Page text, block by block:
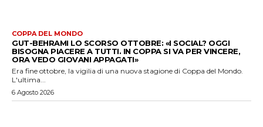
COPPA DEL MONDO
GUT-BEHRAMI LO SCORSO OTTOBRE: «I SOCIAL? OGGI
BISOGNA PIACERE A TUTTI. IN COPPA SI VA PER VINCERE,
ORA VEDO GIOVANI APPAGATI»
Era fine ottobre, la vigilia di una nuova stagione di Coppa del Mondo.
L'ultima...
6 Agosto 2026